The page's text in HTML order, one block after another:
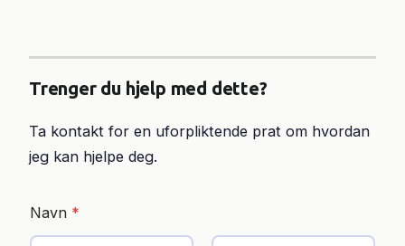
Trenger du hjelp med dette?
Ta kontakt for en uforpliktende prat om hvordan
jeg kan hjelpe deg.
Navn *